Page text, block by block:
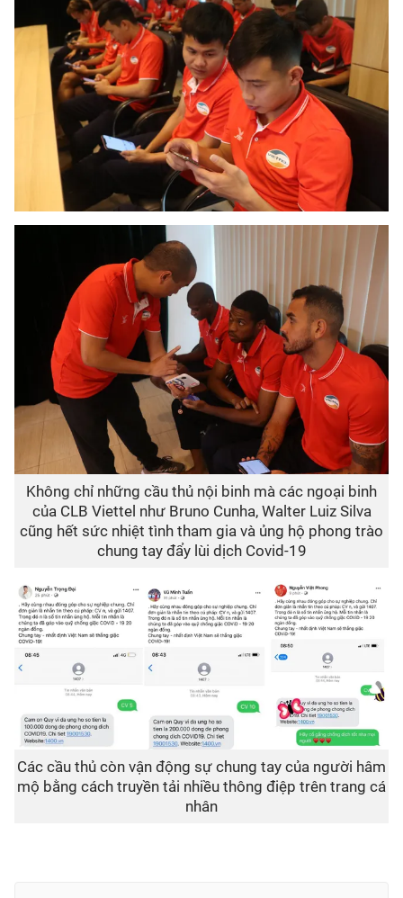
Không chỉ những cầu thủ nội binh mà các ngoại binh
của CLB Viettel như Bruno Cunha, Walter Luiz Silva
cũng hết sức nhiệt tình tham gia và ủng hộ phong trào
chung tay đẩy lùi dịch Covid-19
Các cầu thủ còn vận động sự chung tay của người hâm
mộ bằng cách truyền tải nhiều thông điệp trên trang cá
nhân